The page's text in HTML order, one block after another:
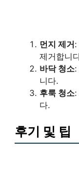
먼지 제거 :
제거합니
바닥 청소:
니다.
후룩 청소:
다.
후기 및 팁